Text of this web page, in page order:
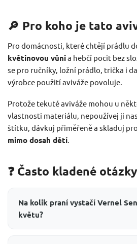
🔎 Pro koho je tato
Pro domácnosti, které chtějí prádlu
květinovou vůnia hebčí pocit bez
se pro ručníky, ložní prádlo, trička i
výrobce použití aviváže povoluje.
Protože tekuté aviváže mohou u
vlastnosti materiálu, nepoužívej ji
štítku, dávkuj přiměřeně a skladuj
mimo dosah dětí
❓ Často kladené otázky
Na kolik praní vystačí Vernel
květu?